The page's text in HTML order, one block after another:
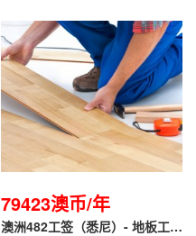
79423澳币/年
澳洲482工签（悉尼）- 地板工/